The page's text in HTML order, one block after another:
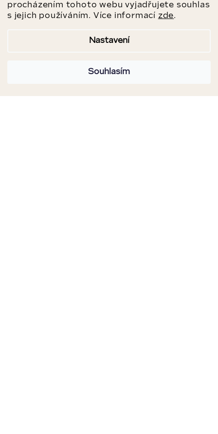
procházením tohoto webu vyjadřujete souhlas
s jejich používáním. Více informací zde.
Nastavení
Souhlasím